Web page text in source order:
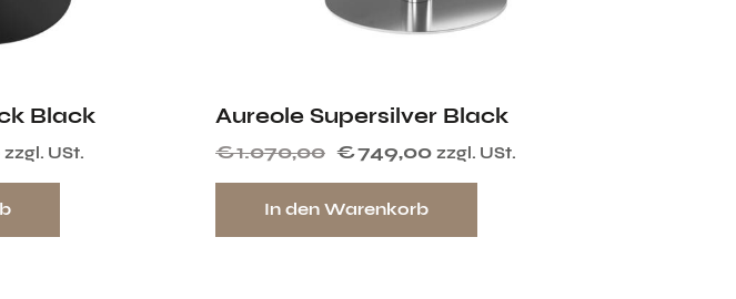
Black
zzgl. USt.
Aureole Supersilver Black
€1.070,00 €749,00 zzgl. USt.
In den Warenkorb